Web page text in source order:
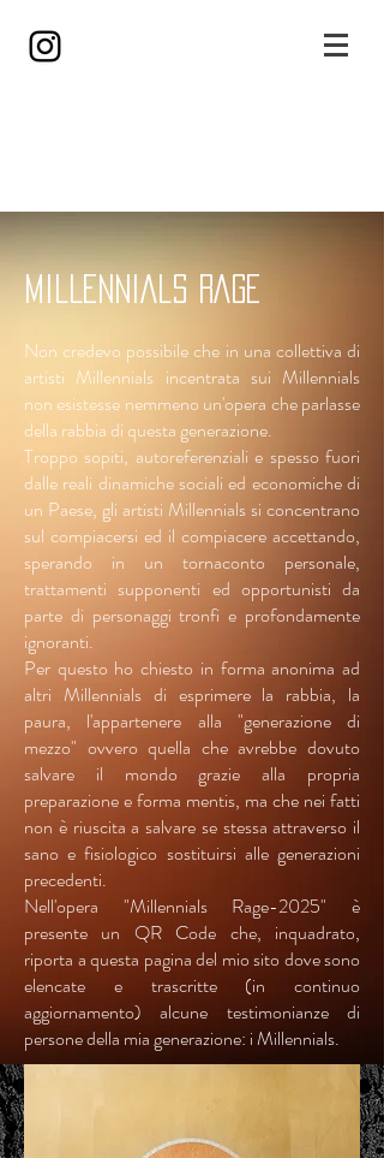
MILLENNIALS RAGE
Non credevo possibile che in una collettiva di
artisti Millennials incentrata sui Millennials
non esistesse nemmeno un'opera che parlasse
della rabbia di questa generazione.
Troppo sopiti, autoreferenziali e spesso fuori
dalle reali dinamiche sociali ed economiche di
un Paese, gli artisti Millennials si concentrano
sul compiacersi ed il compiacere accettando,
sperando in un tornaconto personale,
trattamenti supponenti ed opportunisti da
parte di personaggi tronfi e profondamente
ignoranti.
Per questo ho chiesto in forma anonima ad
altri Millennials di esprimere la rabbia, la
paura, l'appartenere alla "generazione di
mezzo" ovvero quella che avrebbe dovuto
salvare il mondo grazie alla propria
preparazione e forma mentis, ma che nei fatti
non è riuscita a salvare se stessa attraverso il
sano e fisiologico sostituirsi alle generazioni
precedenti.
Nell'opera "Millennials Rage-2025" è
presente un QR Code che, inquadrato,
riporta a questa pagina del mio sito dove sono
elencate e trascritte (in continuo
aggiornamento) alcune testimonianze di
persone della mia generazione: i Millennials.